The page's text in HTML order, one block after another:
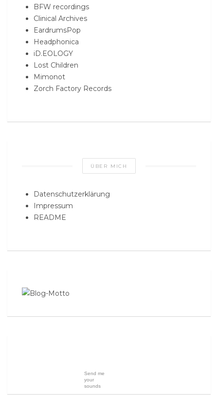
BFW recordings
Clinical Archives
EardrumsPop
Headphonica
iD.EOLOGY
Lost Children
Mimonot
Zorch Factory Records
ÜBER MICH
Datenschutzerklärung
Impressum
README
Send me
your
sounds